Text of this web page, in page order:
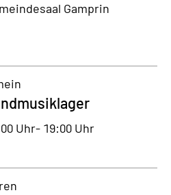
Gamprin
Uhr- 19:00 Uhr